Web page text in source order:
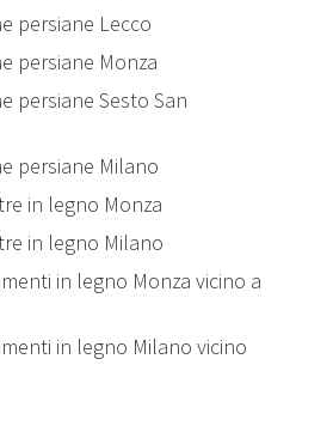
persiane Lecco
persiane Monza
persiane Sesto San
persiane Milano
in legno Monza
in legno Milano
in legno Monza vicino a
in legno Milano vicino